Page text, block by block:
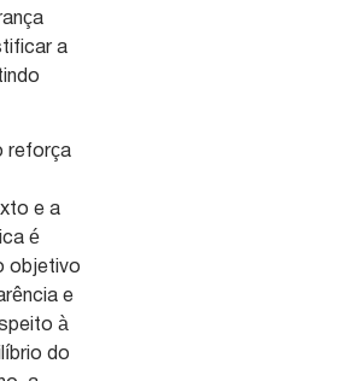
a
reforça
e a
é
objetivo
e
à
do